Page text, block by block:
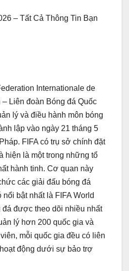
– Tất Cả Thông Tin Bạn
Internationale de
Liên đoàn Bóng đá Quốc
lý và điều hành môn bóng
lập vào ngày 21 tháng 5
FIFA có trụ sở chính đặt
hiện là một trong những tổ
hành tinh. Cơ quan này
các giải đấu bóng đá
bật nhất là FIFA World
đá được theo dõi nhiều nhất
lý hơn 200 quốc gia và
mỗi quốc gia đều có liên
động dưới sự bảo trợ